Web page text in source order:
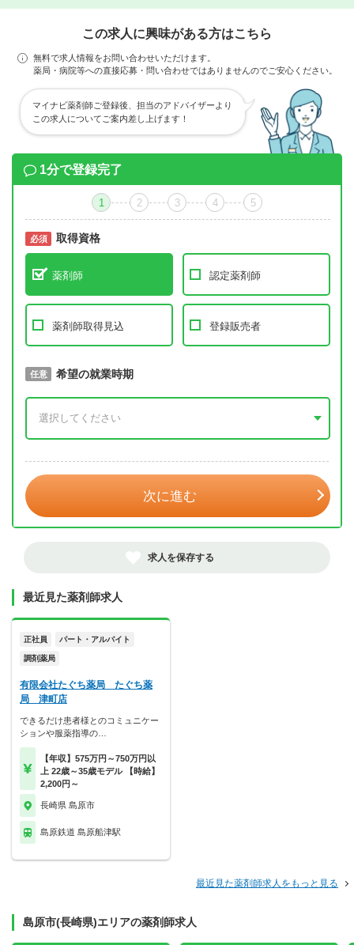
この求人に興味がある方はこちら
無料で求人情報をお問い合わせいただけます。
薬局・病院等への直接応募・問い合わせではありませんのでご安心ください。
マイナビ薬剤師ご登録後、担当のアドバイザーより
この求人についてご案内差し上げます！
1分で登録完了
1 2 3 4 5
必須 取得資格
薬剤師 認定薬剤師
薬剤師取得見込 登録販売者
必須 取得予定年
任意 希望の就業時期
次に進む
求人を保存する
最近見た薬剤師求人
正社員 パート・アルバイト
調剤薬局
有限会社たぐち薬局 たぐち薬
局 津町店
できるだけ患者様とのコミュニケー
ションや服薬指導の…
【年収】575万円～750万円以
上 22歳～35歳モデル 【時給】
2,200円～
長崎県 島原市
島原鉄道 島原船津駅
最近見た薬剤師求人をもっと見る
島原市(長崎県)エリアの薬剤師求人